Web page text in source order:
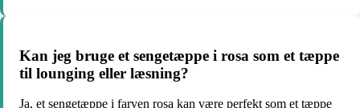
Kan jeg bruge et sengetæppe i rosa som et tæppe
til lounging eller læsning?
Ja, et sengetæppe i farven rosa kan være perfekt som et tæppe